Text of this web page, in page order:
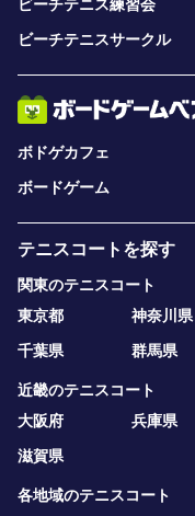
ビーチテニス練習会
ビーチテニスサークル
ボドゲカフェ
ボードゲーム
テニスコートを探す
関東のテニスコート
東京都
神奈川県
千葉県
群馬県
近畿のテニスコート
大阪府
兵庫県
滋賀県
各地域のテニスコート